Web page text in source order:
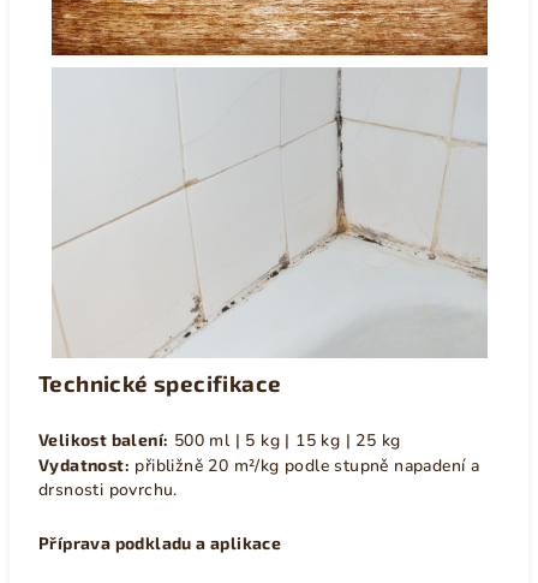
Technické specifikace
Velikost balení: 500 ml | 5 kg | 15 kg | 25 kg
Vydatnost: přibližně 20 m²/kg podle stupně napadení a
drsnosti povrchu.
Příprava podkladu a aplikace